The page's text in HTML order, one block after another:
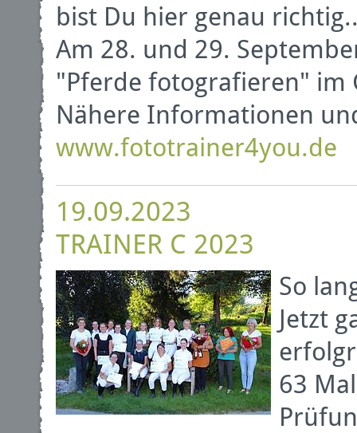
bist Du hier genau
Am 28. und 29.
"Pferde fotografieren" im
Nähere Informationen
www.fototrainer4you.de
19.09.2023
TRAINER C 2023
So
Jetzt
63